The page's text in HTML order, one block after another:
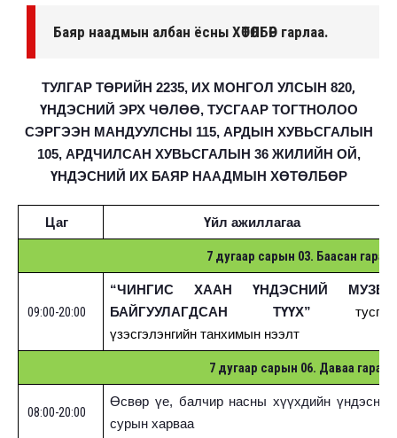
Баяр наадмын албан ёсны ХӨТӨЛБӨР гарлаа.
ТУЛГАР ТӨРИЙН 2235, ИХ МОНГОЛ УЛСЫН 820,
ҮНДЭСНИЙ ЭРХ ЧӨЛӨӨ, ТУСГААР ТОГТНОЛОО
СЭРГЭЭН МАНДУУЛСНЫ 115, АРДЫН ХУВЬСГАЛЫН
105, АРДЧИЛСАН ХУВЬСГАЛЫН 36 ЖИЛИЙН ОЙ,
ҮНДЭСНИЙ ИХ БАЯР НААДМЫН ХӨТӨЛБӨР
Цаг Үйл ажиллагаа
7 дугаар сарын 03. Баасан гараг
09:00-20:00
“ЧИНГИС ХААН ҮНДЭСНИЙ МУЗЕЙ
БАЙГУУЛАГДСАН ТҮҮХ”
тусгай
үзэсгэлэнгийн танхимын нээлт
7 дугаар сарын 06. Даваа гараг
08:00-20:00
Өсвөр үе, балчир насны хүүхдийн үндэсний
сурын харваа